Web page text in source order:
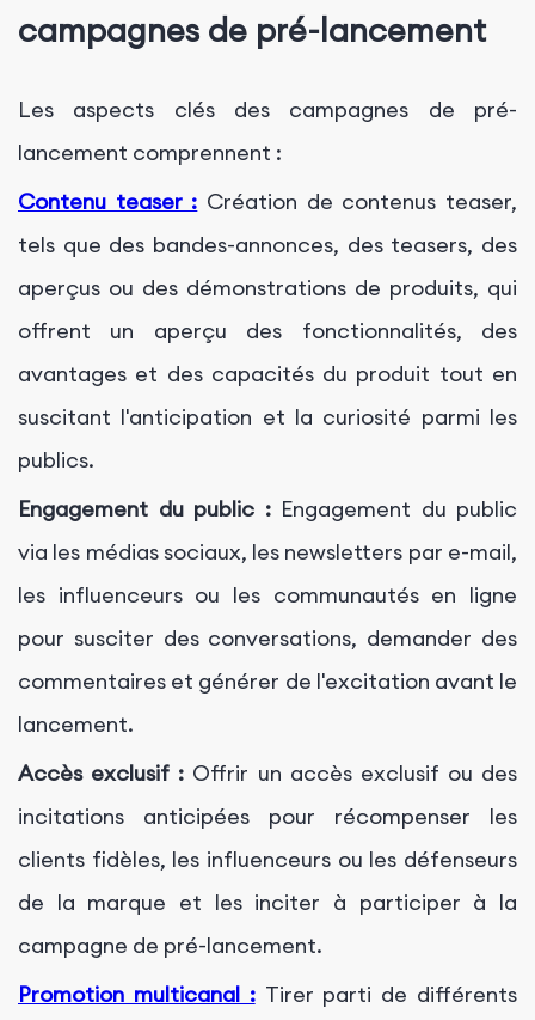
campagnes de pré-lancement
Les aspects clés des campagnes de pré-
lancement comprennent :
Contenu teaser : Création de contenus teaser,
tels que des bandes-annonces, des teasers, des
aperçus ou des démonstrations de produits, qui
offrent un aperçu des fonctionnalités, des
avantages et des capacités du produit tout en
suscitant l'anticipation et la curiosité parmi les
publics.
Engagement du public :Engagement du public
via les médias sociaux, les newsletters par e-mail,
les influenceurs ou les communautés en ligne
pour susciter des conversations, demander des
commentaires et générer de l'excitation avant le
lancement.
Accès exclusif : Offrir un accès exclusif ou des
incitations anticipées pour récompenser les
clients fidèles, les influenceurs ou les défenseurs
de la marque et les inciter à participer à la
campagne de pré-lancement.
Promotion multicanal : Tirer parti de différents